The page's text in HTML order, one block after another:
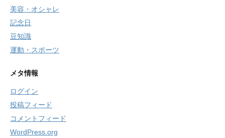
美容・オシャレ
記念日
豆知識
運動・スポーツ
メタ情報
ログイン
投稿フィード
コメントフィード
WordPress.org